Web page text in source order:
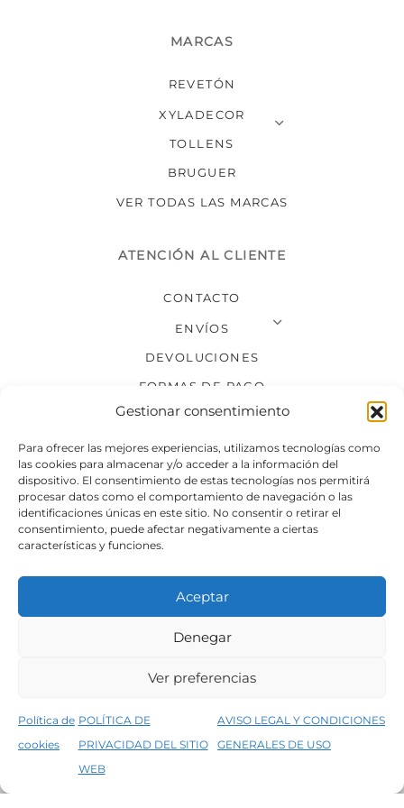
Gestionar consentimiento
Para ofrecer las mejores experiencias, utilizamos tecnologías como
las cookies para almacenar y/o acceder a la información del
dispositivo. El consentimiento de estas tecnologías nos permitirá
procesar datos como el comportamiento de navegación o las
identificaciones únicas en este sitio. No consentir o retirar el
consentimiento, puede afectar negativamente a ciertas
características y funciones.
Aceptar
Denegar
Ver preferencias
Política de
cookies
POLÍTICA DE
PRIVACIDAD DEL SITIO
WEB
AVISO LEGAL Y CONDICIONES
GENERALES DE USO
5% de descuento en tu primera compra, utiliza el código PRIMERACOMPRA
MARCAS
REVETÓN
XYLADECOR
TOLLENS
BRUGUER
VER TODAS LAS MARCAS
ATENCIÓN AL CLIENTE
CONTACTO
ENVÍOS
DEVOLUCIONES
FORMAS DE PAGO
SÍGUENOS
Condiciones generales de venta
Política de privacidad del sitio web
©2026 Decopintur- todos los derechos